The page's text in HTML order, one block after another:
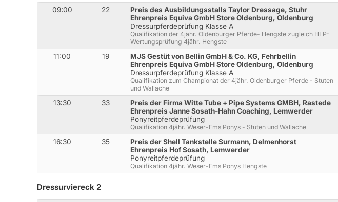
09:00 22
Preis des Ausbildungsstalls Taylor Dressage, Stuhr
Ehrenpreis Equiva GmbH Store Oldenburg, Oldenburg
Dressurpferdeprüfung Klasse A
Qualifikation der 4jähr. Oldenburger Pferde- Hengste zugleich HLP-
Wertungsprüfung 4jähr. Hengste
11:00 19
MJS Gestüt von Bellin GmbH & Co. KG, Fehrbellin
Ehrenpreis Equiva GmbH Store Oldenburg, Oldenburg
Dressurpferdeprüfung Klasse A
Qualifikation zum Championat der 4jähr. Oldenburger Pferde - Stuten
und Wallache
13:30 33
Preis der Firma Witte Tube + Pipe Systems GMBH, Rastede
Ehrenpreis Janne Sosath-Hahn Coaching, Lemwerder
Ponyreitpferdeprüfung
Qualifikation 4jähr. Weser-Ems Ponys - Stuten und Wallache
16:30 35
Preis der Shell Tankstelle Surmann, Delmenhorst
Ehrenpreis Hof Sosath, Lemwerder
Ponyreitpferdeprüfung
Qualifikation 4jähr. Weser-Ems Ponys Hengste
Dressurviereck 2